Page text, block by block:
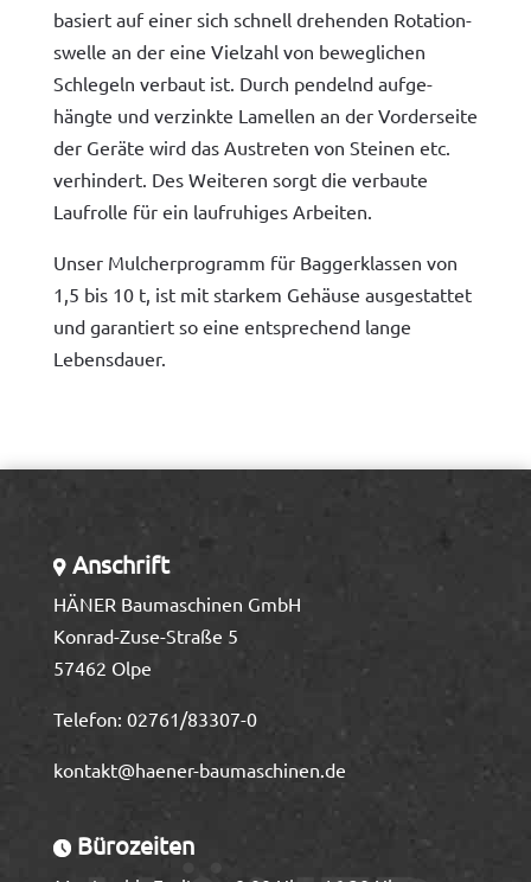
basiert auf ein­er sich schnell drehen­den Rota­tion­
swelle an der eine Vielzahl von beweglichen
Schlegeln ver­baut ist. Durch pen­del­nd aufge­
hängte und verzink­te Lamellen an der Vorder­seite
der Geräte wird das Aus­treten von Steinen etc.
ver­hin­dert. Des Weit­eren sorgt die ver­baute
Laufrol­le für ein laufruhiges Arbeiten.
Unser Mulcher­pro­gramm für Bag­gerk­lassen von
1,5 bis 10 t, ist mit starkem Gehäuse aus­ges­tat­tet
und garantiert so eine entsprechend lange
Lebensdauer.
Anschrift
HÄNER Baumaschinen GmbH
Konrad-Zuse-Straße 5
57462 Olpe
Telefon: 02761/83307-0
kontakt@haener-baumaschinen.de
Bürozeiten